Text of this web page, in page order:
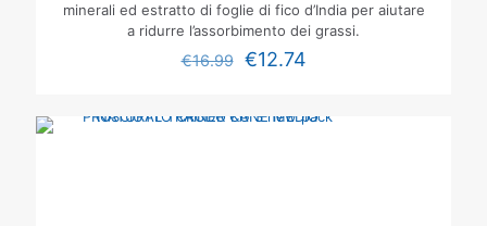
minerali ed estratto di foglie di fico d’India per aiutare
a ridurre l’assorbimento dei grassi.
€16.99 €12.74